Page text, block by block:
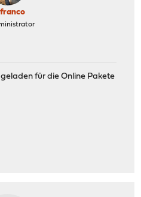
franco
für die Online Pakete